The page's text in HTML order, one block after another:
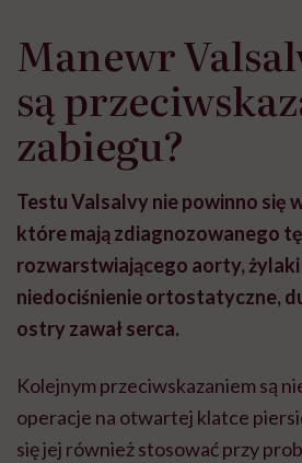
Manewr
są
zabiegu?
Testu Valsalvy nie powinno się
które mają zdiagnozowanego
rozwarstwiającego aorty, żylaki
niedociśnienie ortostatyczne,
ostry zawał serca.
Kolejnym przeciwskazaniem są
operacje na otwartej klatce
się jej również stosować przy